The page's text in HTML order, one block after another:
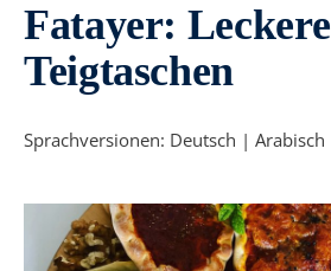
Fatayer: Leckere
Teigtaschen
Sprachversionen: Deutsch | Arabisch